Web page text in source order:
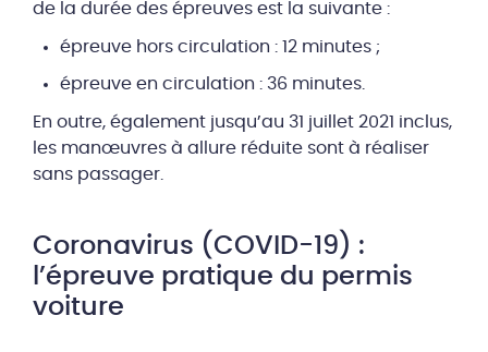
de la durée des épreuves est la suivante :
épreuve hors circulation : 12 minutes ;
épreuve en circulation : 36 minutes.
En outre, également jusqu’au 31 juillet 2021 inclus,
les manœuvres à allure réduite sont à réaliser
sans passager.
Coronavirus (COVID-19) :
l’épreuve pratique du permis
voiture